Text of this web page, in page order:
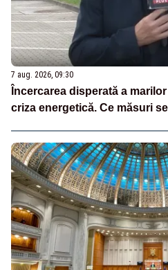
7 aug. 2026, 09:30
Încercarea disperată a
criza energetică. Ce măsuri